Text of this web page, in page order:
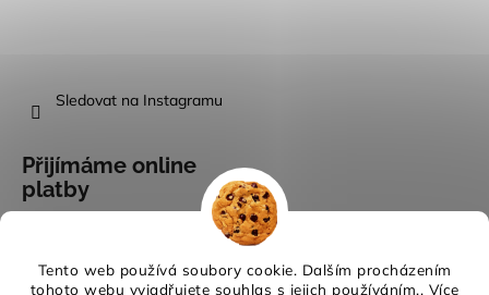
Tento web používá soubory cookie. Dalším procházením
tohoto webu vyjadřujete souhlas s jejich používáním.. Více
Sledovat na Instagramu
Přijímáme online
platby